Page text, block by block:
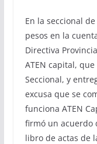
En la seccional
pesos en la
Directiva
ATEN capital,
Seccional, y
excusa que se
funciona ATEN
firmó un acuerdo
libro de actas de